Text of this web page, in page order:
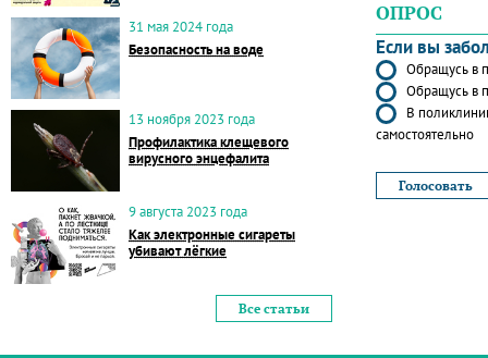
31 мая 2024 года
Безопасность на воде
13 ноября 2023 года
Профилактика клещевого
вирусного энцефалита
9 августа 2023 года
Как электронные сигареты
убивают лёгкие
Все статьи
ОПРОС
Если вы
Обращусь в
Обращусь в
В
самостоятельно